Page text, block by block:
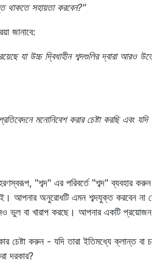
থাকতে সহায়তা করবেন?"
জানাবে:
যা উচ্চ দ্বিধাহীন শব্দগুলির দ্বারা আরও
মনোনিবেশ করার চেষ্টা করছি এবং
"শব্দ" এর পরিবর্তে "শব্দ" ব্যবহার
আপনার অনুরোধটি এমন শব্দযুক্ত করবেন না
ভুল বা খারাপ করছে। আপনার একটি
চেষ্টা করুন - যদি তারা ইতিমধ্যে ক্লান্ত বা
দরকার?